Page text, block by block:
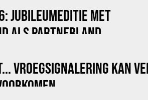
JUBILEUMEDITIE MET
ALS PARTNERLAND
VROEGSIGNALERING KAN